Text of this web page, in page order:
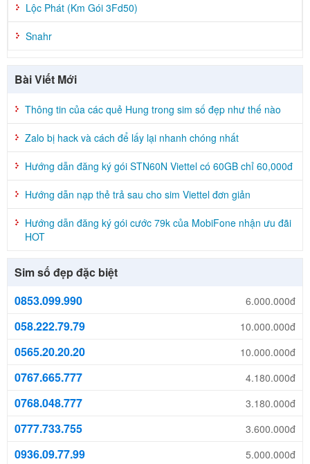
Lộc Phát (Km Gói 3Fd50)
Snahr
Bài Viết Mới
Thông tin của các quẻ Hung trong sim số đẹp như thế nào
Zalo bị hack và cách để lấy lại nhanh chóng nhất
Hướng dẫn đăng ký gói STN60N Viettel có 60GB chỉ 60,000đ
Hướng dẫn nạp thẻ trả sau cho sim Viettel đơn giản
Hướng dẫn đăng ký gói cước 79k của MobiFone nhận ưu đãi
HOT
Sim số đẹp đặc biệt
0853.099.990
6.000.000đ
058.222.79.79 10.000.000đ
0565.20.20.20 10.000.000đ
0767.665.777 4.180.000đ
0768.048.777 3.180.000đ
0777.733.755 3.600.000đ
0936.09.77.99 5.000.000đ